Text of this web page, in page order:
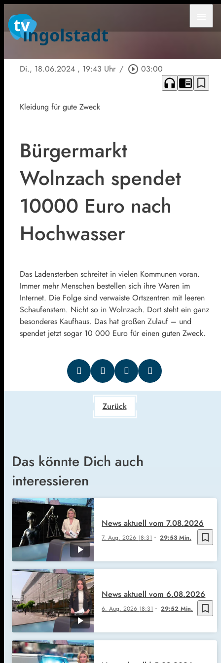
Di., 18.06.2024 , 19:43 Uhr / play_circle_outline 03:00
headphones chrome_reader_mode bookmark_border
Kleidung für gute Zweck
Bürgermarkt
Wolnzach spendet
10000 Euro nach
Hochwasser
Das Ladensterben schreitet in vielen Kommunen voran.
Immer mehr Menschen bestellen sich ihre Waren im
Internet. Die Folge sind verwaiste Ortszentren mit leeren
Schaufenstern. Nicht so in Wolnzach. Dort steht ein ganz
besonderes Kaufhaus. Das hat großen Zulauf – und
spendet jetzt sogar 10 000 Euro für einen guten Zweck.
Zurück
Das könnte Dich auch
interessieren
bookmark_border
7. Aug. 2026 18:31 29:53 Min.
News aktuell vom 7.08.2026
bookmark_border
6. Aug. 2026 18:31 29:52 Min.
News aktuell vom 6.08.2026